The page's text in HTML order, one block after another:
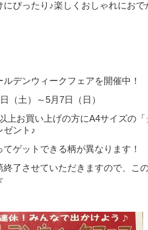
にぴったり♪楽しくおしゃれにおで
ルデンウィークフェアを開催中！
（土）～5月7日（日）
上お買い上げの方にA4サイズの「
ゼント♪
ゲットできる柄が異なります！
終了させていただきますので、こ